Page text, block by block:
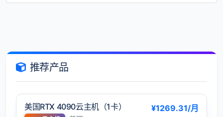
推荐产品
美国RTX 4090云主机（1卡） ¥1269.31/月